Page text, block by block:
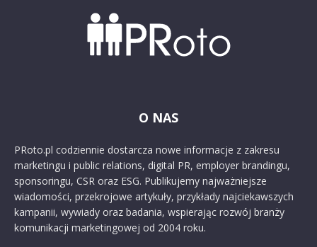
O NAS
PRoto.pl codziennie dostarcza nowe informacje z zakresu
marketingu i public relations, digital PR, employer brandingu,
sponsoringu, CSR oraz ESG. Publikujemy najważniejsze
wiadomości, przekrojowe artykuły, przykłady najciekawszych
kampanii, wywiady oraz badania, wspierając rozwój branży
komunikacji marketingowej od 2004 roku.